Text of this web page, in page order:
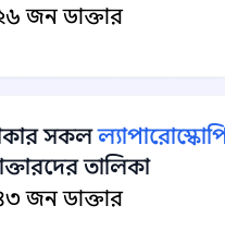
জন ডাক্তার
সকল
তালিকা
জন ডাক্তার